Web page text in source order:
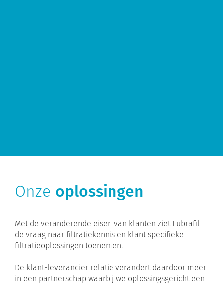
​Onze oplossingen
Met de veranderende eisen van klanten ziet Lubrafil
de vraag naar filtratiekennis en klant specifieke
filtratieoplossingen toenemen.
De klant-leverancier relatie verandert daardoor meer
in een partnerschap waarbij we oplossingsgericht een